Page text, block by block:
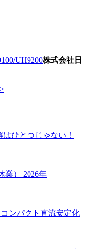
UH9200株式会社日
はひとつじゃない！
業） 2026年
ンパクト直流安定化